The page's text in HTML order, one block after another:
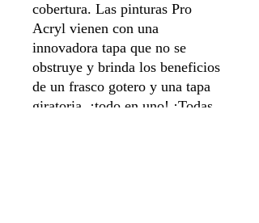
cobertura. Las pinturas Pro
Acryl vienen con una
innovadora tapa que no se
obstruye y brinda los beneficios
de un frasco gotero y una tapa
giratoria, ¡todo en uno! ¡Todas